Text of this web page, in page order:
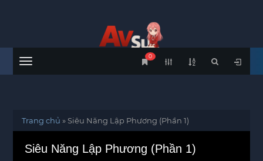
Menu
0
Trang chủ »Siêu Năng Lập Phương (Phần 1)
Siêu Năng Lập Phương (Phần 1)